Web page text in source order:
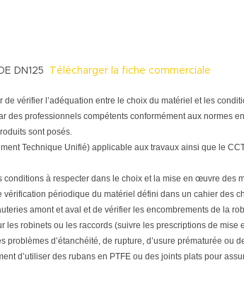
DN125 Télécharger la fiche commerciale
de vérifier l’adéquation entre le choix du matériel et les
professionnels compétents conformément aux normes
sont posés.
Technique Unifié) applicable aux travaux ainsi que le
à respecter dans le choix et la mise en œuvre des
vérification périodique du matériel défini dans un cahier
amont et aval et de vérifier les encombrements de
les robinets ou les raccords (suivre les prescriptions de
problèmes d’étanchéité, de rupture, d’usure prématurée ou
d’utiliser des rubans en PTFE ou des joints plats pour